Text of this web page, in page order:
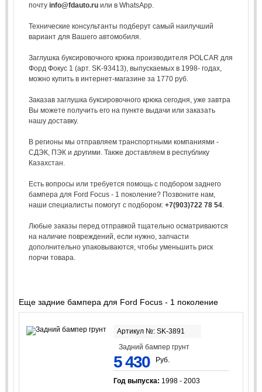
почту info@fdauto.ruили в WhatsApp.
Технические консультанты подберут самый наилучший
вариант для Вашего автомобиля.
Заглушка буксировочного крюка производителя POLCAR для
Форд Фокус 1 (арт. SK-93413), выпускаемых в 1998- годах,
можно купить в интернет-магазине за 1770 руб.
Заказав заглушка буксировочного крюка сегодня, уже завтра
Вы можете получить его на пункте выдачи или заказать
нашу доставку.
В регионы мы отправляем транспортными компаниями -
СДЭК, ПЭК и другими. Также доставляем в республику
Казахстан.
Есть вопросы или требуется помощь с подбором заднего
бампера для Ford Focus - 1 поколение? Позвоните нам,
наши специалисты помогут с подбором: +7(903)722 78 54.
Любые заказы перед отправкой тщательно осматриваются
на наличие повреждений, если нужно, запчасти
дополнительно упаковываются, чтобы уменьшить риск
порчи товара.
Еще задние бампера для Ford Focus - 1 поколение
Артикул №: SK-3891
Задний бампер грунт
5 430 Руб.
Год выпуска: 1998 - 2003